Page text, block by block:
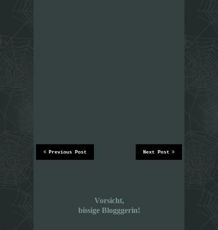
Next Post
Previous Post
Vorsicht,
bissige Blogggerin!